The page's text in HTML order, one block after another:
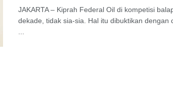
JAKARTA – Kiprah Federal Oil di kompetisi
dekade, tidak sia-sia. Hal itu dibuktikan dengan